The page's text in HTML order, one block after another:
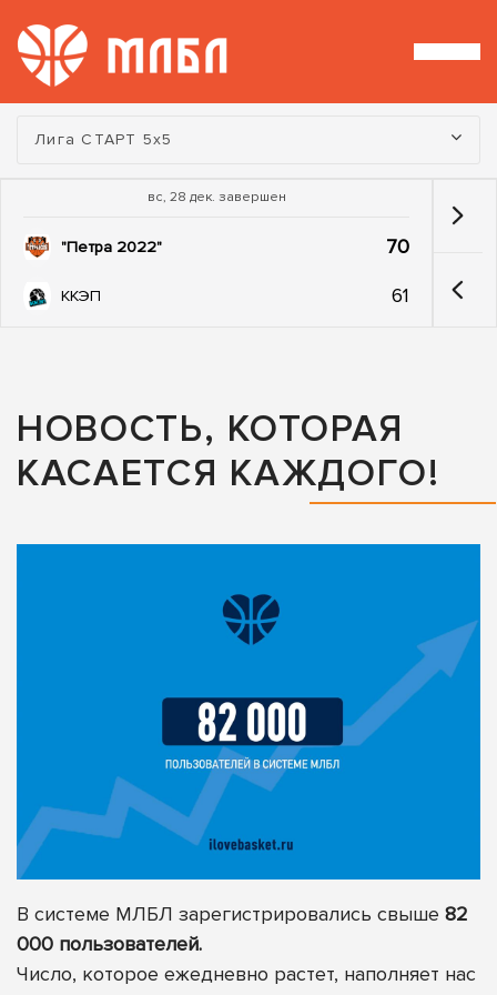
Турнир:
Лига СТАРТ 5х5
вс, 28 дек. завершен
"Петра 2022" 70
ККЭП 61
НОВОСТЬ, КОТОРАЯ
КАСАЕТСЯ КАЖДОГО!
В системе МЛБЛ зарегистрировались свыше 82
000 пользователей.
Число, которое ежедневно растет, наполняет нас